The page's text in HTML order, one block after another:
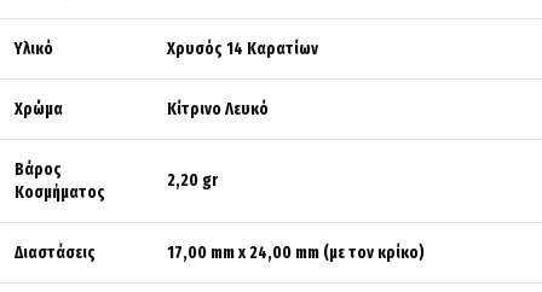
Υλικό Χρυσός 14 Καρατίων
Χρώμα Κίτρινο Λευκό
Βάρος
Κοσμήματος
2,20 gr
Διαστάσεις 17,00 mm x 24,00 mm (με τον κρίκο)